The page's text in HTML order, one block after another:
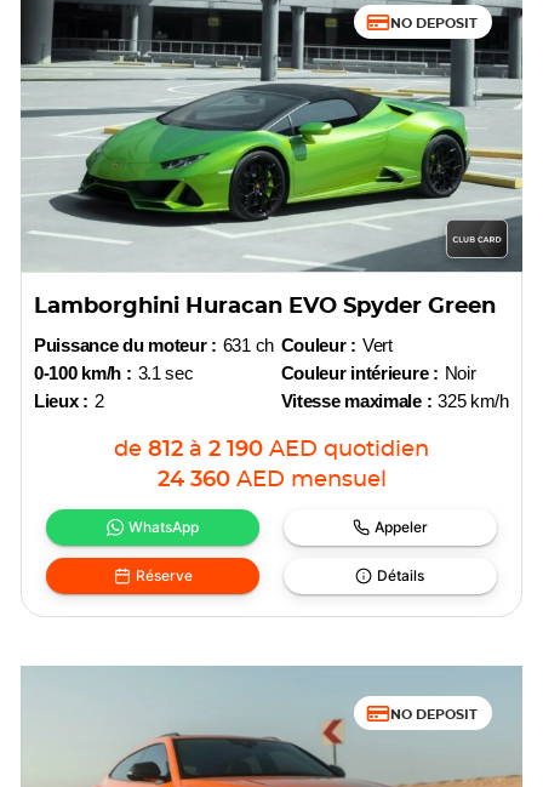
NO DEPOSIT
Lamborghini Huracan EVO Spyder Green
Puissance du moteur : 631 ch
0-100 km/h : 3.1 sec
Lieux : 2
Couleur : Vert
Couleur intérieure : Noir
Vitesse maximale : 325 km/h
de 812 à 2 190 AED quotidien
24 360 AED mensuel
WhatsApp Appeler
Réserve Détails
NO DEPOSIT